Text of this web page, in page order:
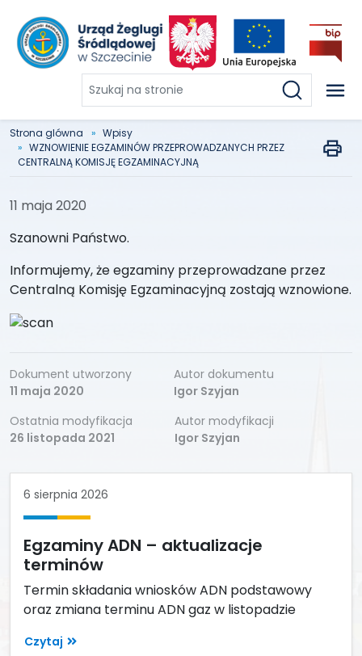
Szukaj
na
stronie
Strona glówna
Wpisy
WZNOWIENIE EGZAMINÓW PRZEPROWADZANYCH PRZEZ
CENTRALNĄ KOMISJĘ EGZAMINACYJNĄ
11 maja 2020
Szanowni Państwo.
Informujemy, że egzaminy przeprowadzane przez
Centralną Komisję Egzaminacyjną zostają wznowione.
Dokument utworzony
11 maja 2020
Autor dokumentu
Igor Szyjan
Ostatnia modyfikacja
26 listopada 2021
Autor modyfikacji
Igor Szyjan
6 sierpnia 2026
Egzaminy ADN – aktualizacje
terminów
Termin składania wniosków ADN podstawowy
oraz zmiana terminu ADN gaz w listopadzie
Czytaj